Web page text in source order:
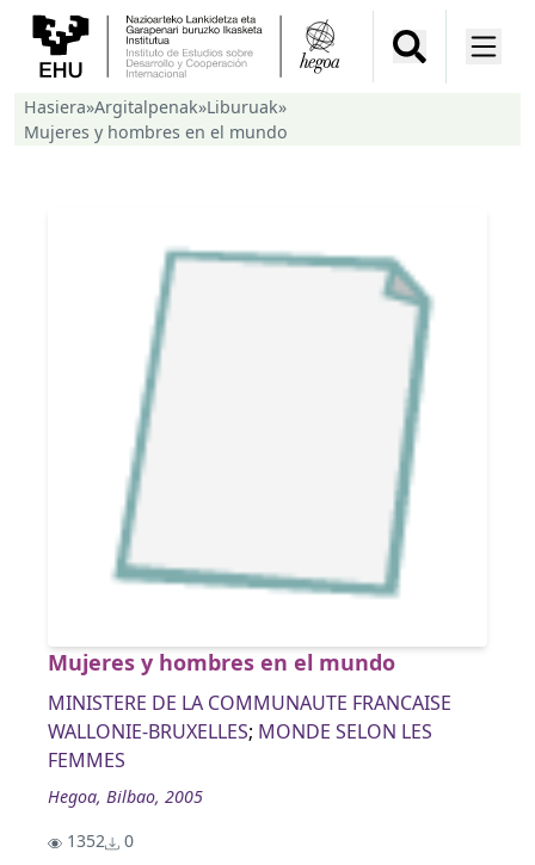
Hasiera»Argitalpenak»Liburuak»
Mujeres y hombres en el mundo
Mujeres y hombres en el mundo
MINISTERE DE LA COMMUNAUTE FRANCAISE
WALLONIE-BRUXELLES; MONDE SELON LES
FEMMES
Hegoa, Bilbao, 2005
1352
0